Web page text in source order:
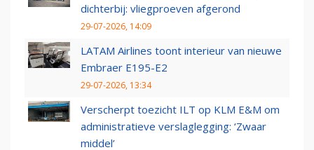
dichterbij: vliegproeven afgerond
29-07-2026, 14:09
LATAM Airlines toont interieur van nieuwe
Embraer E195-E2
29-07-2026, 13:34
Verscherpt toezicht ILT op KLM E&M om
administratieve verslaglegging: ‘Zwaar
middel’